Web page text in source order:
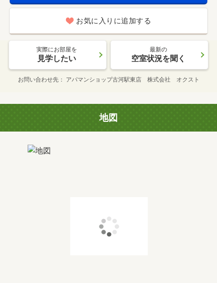
お気に入りに追加する
実際にお部屋を
見学したい
最新の
空室状況を聞く
お問い合わせ先 アパマンショップ古河駅東店 株式会社 オクスト
地図